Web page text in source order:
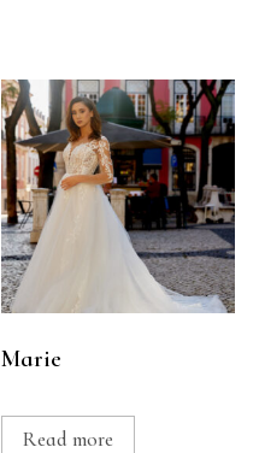
Marie
Read more